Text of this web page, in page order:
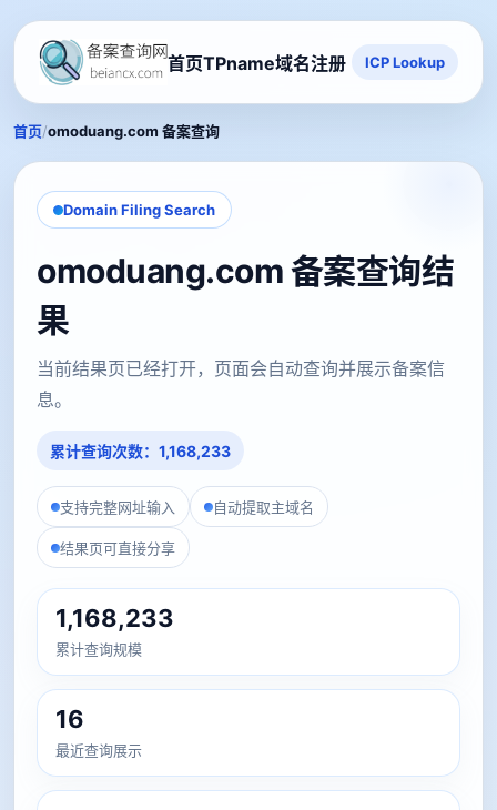
首页TPname域名注册 ICP Lookup
首页/omoduang.com 备案查询
Domain Filing Search
omoduang.com 备案查询结
果
当前结果页已经打开，页面会自动查询并展示备案信
息。
累计查询次数：1,168,233
支持完整网址输入 自动提取主域名
结果页可直接分享
1,168,233
累计查询规模
16
最近查询展示